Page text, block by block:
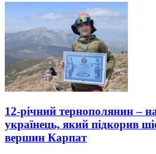
12-річний тернополянин –
українець, який підкорив
вершин Карпат